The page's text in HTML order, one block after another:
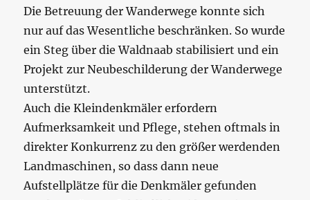
Die Betreuung der Wanderwege konnte sich
nur auf das Wesentliche beschränken. So wurde
ein Steg über die Waldnaab stabilisiert und ein
Projekt zur Neubeschilderung der Wanderwege
unterstützt.
Auch die Kleindenkmäler erfordern
Aufmerksamkeit und Pflege, stehen oftmals in
direkter Konkurrenz zu den größer werdenden
Landmaschinen, so dass dann neue
Aufstellplätze für die Denkmäler gefunden